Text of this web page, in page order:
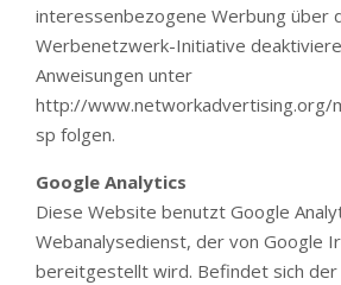
interessenbezogene Werbung über
Werbenetzwerk-Initiative
Anweisungen unter
http://www.networkadvertising.org/
sp folgen.
Google Analytics
Diese Website benutzt Google
Webanalysedienst, der von Google
bereitgestellt wird. Befindet sich der